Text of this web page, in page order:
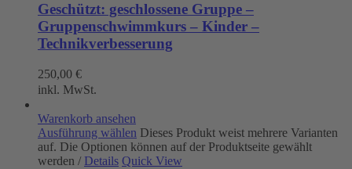
Geschützt: geschlossene Gruppe –
Gruppenschwimmkurs – Kinder –
Technikverbesserung
250,00 €
inkl. MwSt.
Warenkorb ansehen
Ausführung wählen Dieses Produkt weist mehrere Varianten
auf. Die Optionen können auf der Produktseite gewählt
werden / Details Quick View